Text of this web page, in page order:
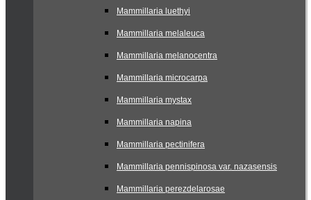
Mammillaria luethyi
Mammillaria melaleuca
Mammillaria melanocentra
Mammillaria microcarpa
Mammillaria mystax
Mammillaria napina
Mammillaria pectinifera
Mammillaria pennispinosa var. nazasensis
Mammillaria perezdelarosae